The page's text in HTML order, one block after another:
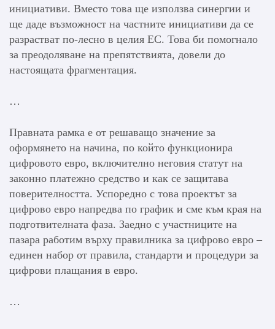
инициативи. Вместо това ще използва синергии и
ще даде възможност на частните инициативи да се
разрастват по-лесно в целия ЕС. Това би помогнало
за преодоляване на препятствията, довели до
настоящата фрагментация.
…
Правната рамка е от решаващо значение за
оформянето на начина, по който функционира
цифровото евро, включително неговия статут на
законно платежно средство и как се защитава
поверителността. Успоредно с това проектът за
цифрово евро напредва по график и сме към края на
подготвителната фаза. Заедно с участниците на
пазара работим върху правилника за цифрово евро –
единен набор от правила, стандарти и процедури за
цифрови плащания в евро.
…